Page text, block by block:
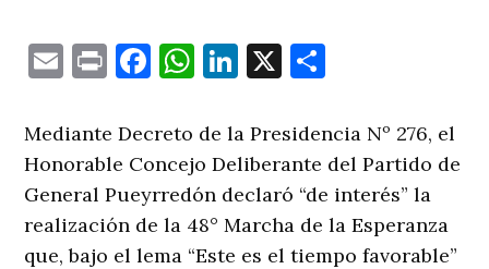
EmailPrintFacebook
WhatsApp
LinkedIn
X
Mediante Decreto de la Presidencia Nº 276, el
Honorable Concejo Deliberante del Partido de
General Pueyrredón declaró “de interés” la
realización de la 48° Marcha de la Esperanza
que, bajo el lema “Este es el tiempo favorable”